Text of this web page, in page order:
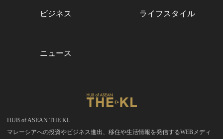
ビジネス ライフスタイル
ニュース
HUB of ASEAN THE KL
マレーシアへの投資やビジネス進出、移住や生活情報を発信するWEBメディ